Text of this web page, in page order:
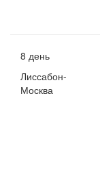
8 день
Лиссабон-
Москва